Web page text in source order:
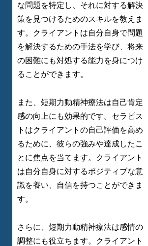
な問題を特定し、それに対する解決
策を見つけるためのスキルを教えま
す。クライアントは自分自身で問題
を解決するための手法を学び、将来
の困難にも対処する能力を身につけ
ることができます。
また、短期力動精神療法は自己肯定
感の向上にも効果的です。セラピス
トはクライアントの自己評価を高め
るために、彼らの強みや達成したこ
とに焦点を当てます。クライアント
は自分自身に対するポジティブな意
識を養い、自信を持つことができま
す。
さらに、短期力動精神療法は感情の
調整にも役立ちます。クライアント